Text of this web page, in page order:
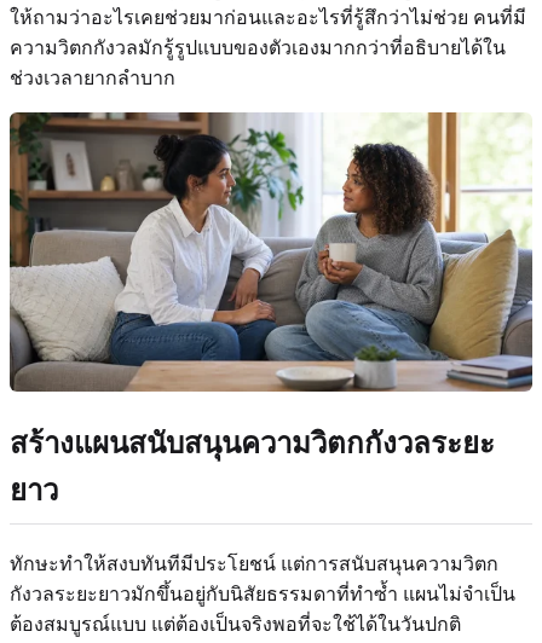
ให้ถามว่าอะไรเคยช่วยมาก่อนและอะไรที่รู้สึกว่าไม่ช่วย คนที่มี
ความวิตกกังวลมักรู้รูปแบบของตัวเองมากกว่าที่อธิบายได้ใน
ช่วงเวลายากลำบาก
สร้างแผนสนับสนุนความวิตกกังวลระยะ
ยาว
ทักษะทำให้สงบทันทีมีประโยชน์ แต่การสนับสนุนความวิตก
กังวลระยะยาวมักขึ้นอยู่กับนิสัยธรรมดาที่ทำซ้ำ แผนไม่จำเป็น
ต้องสมบูรณ์แบบ แต่ต้องเป็นจริงพอที่จะใช้ได้ในวันปกติ